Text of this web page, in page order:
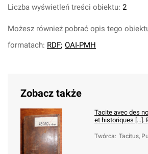
Liczba wyświetleń treści obiektu: 2
Możesz również pobrać opis tego
formatach: RDF; OAI-PMH
Zobacz także
Tacite avec des
et historiques [...].
Twórca: Tacitus,